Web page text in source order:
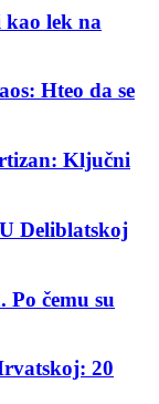
kao lek na
Hteo da se
Ključni
Deliblatskoj
čemu su
20